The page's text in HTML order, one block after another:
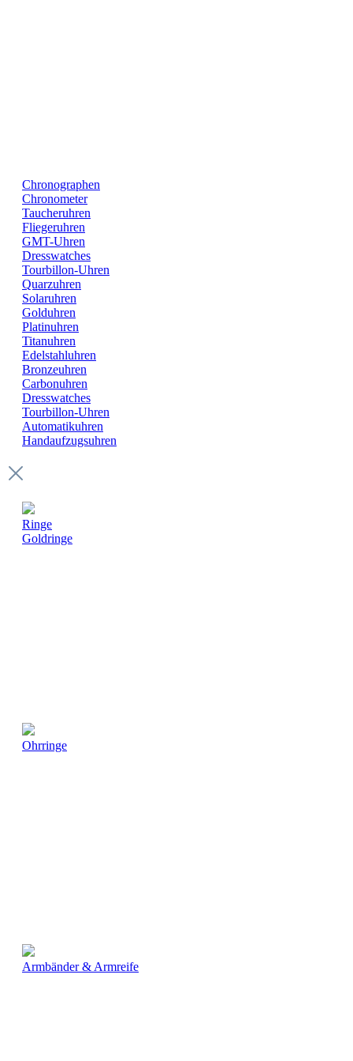
Chronographen
Chronometer
Taucheruhren
Fliegeruhren
GMT-Uhren
Dresswatches
Tourbillon-Uhren
Quarzuhren
Solaruhren
Golduhren
Platinuhren
Titanuhren
Edelstahluhren
Bronzeuhren
Carbonuhren
Dresswatches
Tourbillon-Uhren
Automatikuhren
Handaufzugsuhren
Ringe
Goldringe
Ohrringe
Armbänder & Armreife